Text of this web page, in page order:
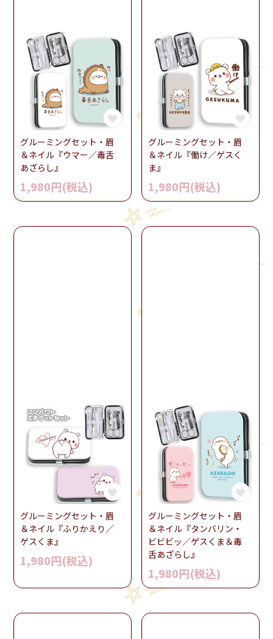
グルーミングセット・眉
＆ネイル『ウマー／毒舌
あざらし』
1,980円(税込)
グルーミングセット・眉
＆ネイル『働け／ゲスく
ま』
1,980円(税込)
グルーミングセット・眉
＆ネイル『ふりかえり／
ゲスくま』
1,980円(税込)
グルーミングセット・眉
＆ネイル『タンバリン・
ビビビッ／ゲスくま＆毒
舌あざらし』
1,980円(税込)